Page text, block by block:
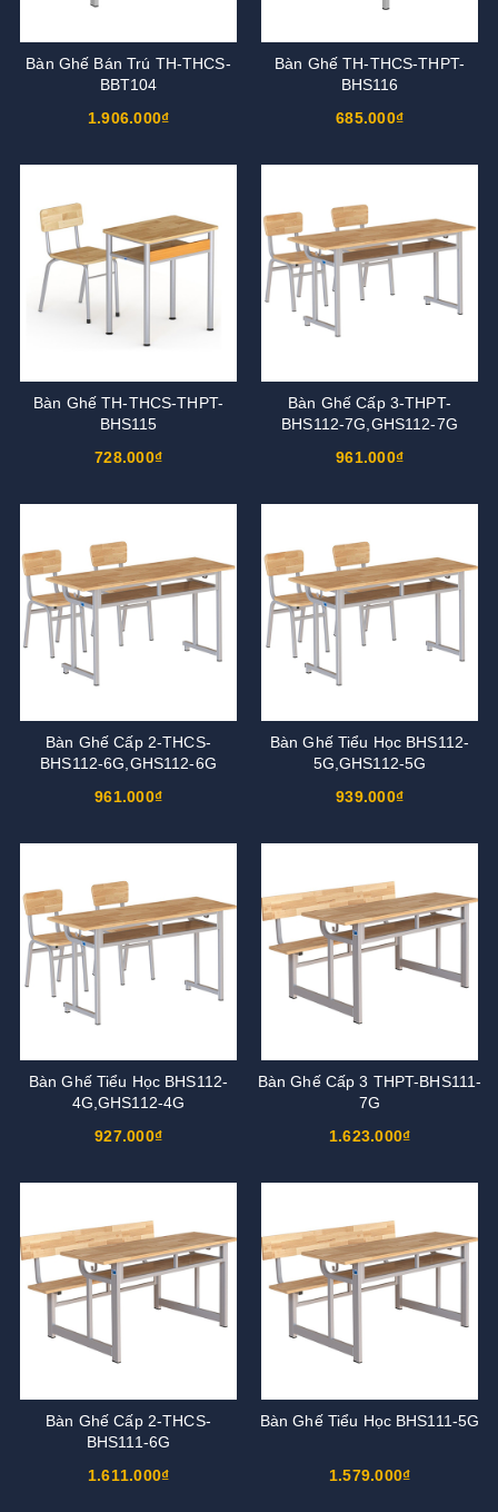
Bàn Ghế Bán Trú TH-THCS-
BBT104
1.906.000₫
Bàn Ghế TH-THCS-THPT-
BHS116
685.000₫
Bàn Ghế TH-THCS-THPT-
BHS115
728.000₫
Bàn Ghế Cấp 3-THPT-
BHS112-7G,GHS112-7G
961.000₫
Bàn Ghế Cấp 2-THCS-
BHS112-6G,GHS112-6G
961.000₫
Bàn Ghế Tiểu Học BHS112-
5G,GHS112-5G
939.000₫
Bàn Ghế Tiểu Học BHS112-
4G,GHS112-4G
927.000₫
Bàn Ghế Cấp 3 THPT-BHS111-
7G
1.623.000₫
Bàn Ghế Cấp 2-THCS-
BHS111-6G
1.611.000₫
Bàn Ghế Tiểu Học BHS111-5G
1.579.000₫